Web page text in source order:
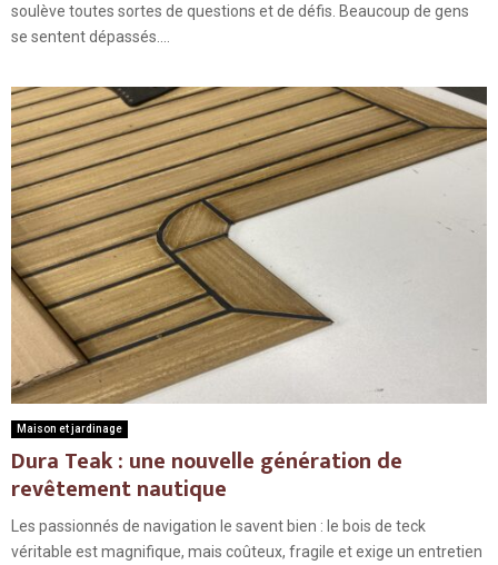
soulève toutes sortes de questions et de défis. Beaucoup de gens
se sentent dépassés....
Maison et jardinage
Dura Teak : une nouvelle génération de
revêtement nautique
Les passionnés de navigation le savent bien : le bois de teck
véritable est magnifique, mais coûteux, fragile et exige un entretien